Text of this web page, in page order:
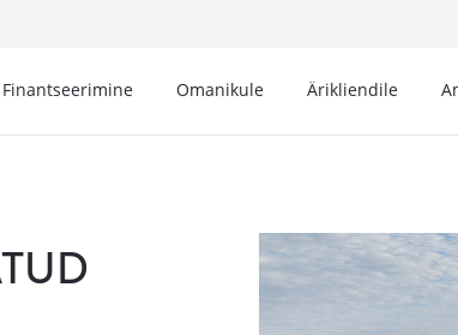
Finantseerimine Omanikule Ärikliendile